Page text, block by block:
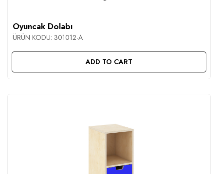
Oyuncak Dolabı
ÜRÜN KODU: 301012-A
ADD TO CART